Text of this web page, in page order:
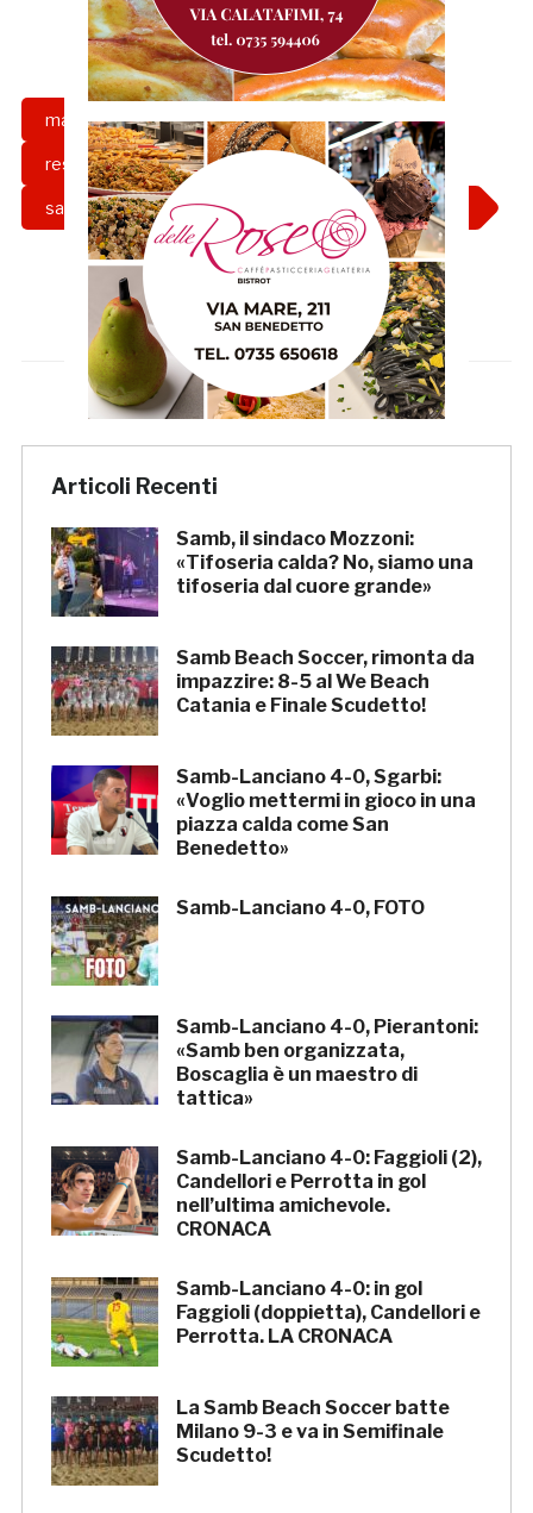
marco borgognoni
responsabile settore giovanile
sambenedettese basket settore giovanile
Articoli Recenti
Samb, il sindaco Mozzoni:
«Tifoseria calda? No, siamo una
tifoseria dal cuore grande»
Samb Beach Soccer, rimonta da
impazzire: 8-5 al We Beach
Catania e Finale Scudetto!
Samb-Lanciano 4-0, Sgarbi:
«Voglio mettermi in gioco in una
piazza calda come San
Benedetto»
Samb-Lanciano 4-0, FOTO
Samb-Lanciano 4-0, Pierantoni:
«Samb ben organizzata,
Boscaglia è un maestro di
tattica»
Samb-Lanciano 4-0: Faggioli (2),
Candellori e Perrotta in gol
nell’ultima amichevole.
CRONACA
Samb-Lanciano 4-0: in gol
Faggioli (doppietta), Candellori e
Perrotta. LA CRONACA
La Samb Beach Soccer batte
Milano 9-3 e va in Semifinale
Scudetto!